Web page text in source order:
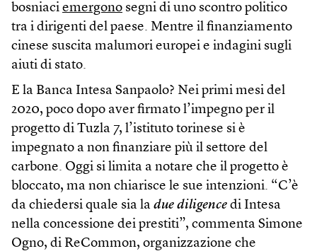
bosniaci emergono segni di uno scontro politico
tra i dirigenti del paese. Mentre il finanziamento
cinese suscita malumori europei e indagini sugli
aiuti di stato.
E la Banca Intesa Sanpaolo? Nei primi mesi del
2020, poco dopo aver firmato l’impegno per il
progetto di Tuzla 7, l’istituto torinese si è
impegnato a non finanziare più il settore del
carbone. Oggi si limita a notare che il progetto è
bloccato, ma non chiarisce le sue intenzioni. “C’è
da chiedersi quale sia la due diligence di Intesa
nella concessione dei prestiti”, commenta Simone
Ogno, di ReCommon, organizzazione che